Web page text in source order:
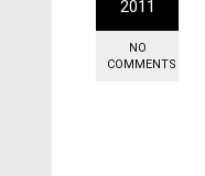
2011
NO
COMMENTS